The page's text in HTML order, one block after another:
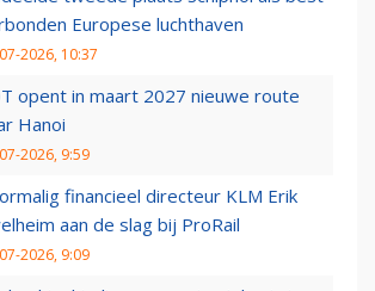
Europese luchthaven
2026, 10:37
opent in maart 2027 nieuwe route
Hanoi
2026, 9:59
financieel directeur KLM Erik
aan de slag bij ProRail
2026, 9:09